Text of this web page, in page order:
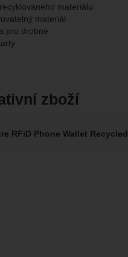
materiálu
materiál
pro drobné
zboží
RFiD Phone Wallet Recycled